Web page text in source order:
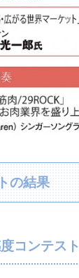
の結果
コンテスト